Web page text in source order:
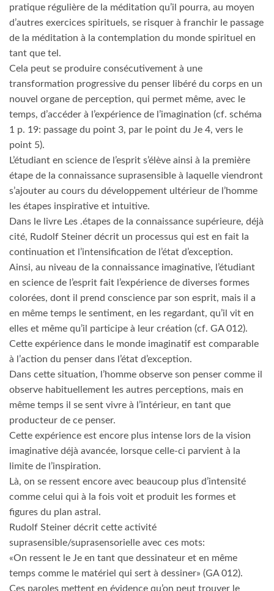
pratique régulière de la méditation qu’il pourra, au moyen
d’autres exercices spirituels, se risquer à franchir le passage
de la méditation à la contemplation du monde spirituel en
tant que tel.
Cela peut se produire consécutivement à une
transformation progressive du penser libéré du corps en un
nouvel organe de perception, qui permet même, avec le
temps, d’accéder à l’expérience de l’imagination (cf. schéma
1 p. 19: passage du point 3, par le point du Je 4, vers le
point 5).
L’étudiant en science de l’esprit s’élève ainsi à la première
étape de la connaissance suprasensible à laquelle viendront
s’ajouter au cours du développement ultérieur de l’homme
les étapes inspirative et intuitive.
Dans le livre Les .étapes de la connaissance supérieure, déjà
cité, Rudolf Steiner décrit un processus qui est en fait la
continuation et l’intensiﬁcation de l’état d’exception.
Ainsi, au niveau de la connaissance imaginative, l’étudiant
en science de l’esprit fait l’expérience de diverses formes
colorées, dont il prend conscience par son esprit, mais il a
en même temps le sentiment, en les regardant, qu’il vit en
elles et même qu’il participe à leur création (cf. GA 012).
Cette expérience dans le monde imaginatif est comparable
à l’action du penser dans l’état d’exception.
Dans cette situation, l’homme observe son penser comme il
observe habituellement les autres perceptions, mais en
même temps il se sent vivre à l’intérieur, en tant que
producteur de ce penser.
Cette expérience est encore plus intense lors de la vision
imaginative déjà avancée, lorsque celle-ci parvient à la
limite de l’inspiration.
Là, on se ressent encore avec beaucoup plus d’intensité
comme celui qui à la fois voit et produit les formes et
figures du plan astral.
Rudolf Steiner décrit cette activité
suprasensible/suprasensorielle avec ces mots:
«On ressent le Je en tant que dessinateur et en même
temps comme le matériel qui sert à dessiner» (GA 012).
Ces paroles mettent en évidence qu’on peut trouver le